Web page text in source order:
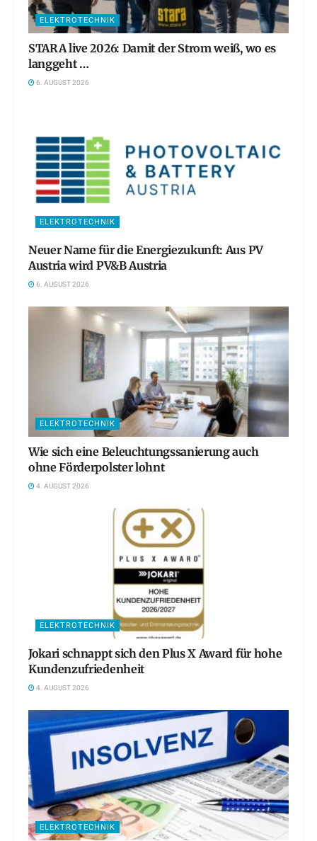
ELEKTROTECHNIK
STARA live 2026: Damit der Strom weiß, wo es
langgeht …
6. AUGUST 2026
ELEKTROTECHNIK
Neuer Name für die Energiezukunft: Aus PV
Austria wird PV&B Austria
6. AUGUST 2026
ELEKTROTECHNIK
Wie sich eine Beleuchtungssanierung auch
ohne Förderpolster lohnt
4. AUGUST 2026
ELEKTROTECHNIK
Jokari schnappt sich den Plus X Award für hohe
Kundenzufriedenheit
4. AUGUST 2026
ELEKTROTECHNIK